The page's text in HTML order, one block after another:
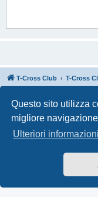
Questo sito utilizza
migliore
Ulteriori informazioni
T-Cross Club T-Cross
Creato da